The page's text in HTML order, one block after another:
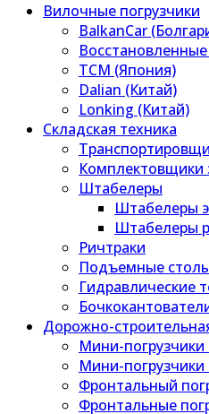
Вилочные погрузчики
BalkanCar
TCM (Япония)
Dalian (Китай)
Lonking (Китай)
Складская техника
Комплектовщики
Штабелеры
Штабелеры
Штабелеры
Ричтраки
Подъемные
Гидравлические
Дорожно-
Мини-погрузчики
Мини-
Фронтальный
Фронтальные